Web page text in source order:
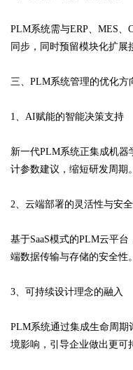
PLM系统需与ERP、MES
同步，同时预留模块化扩展
三、PLM系统管理的优化方
1、AI赋能的智能决策支持
新一代PLM系统正集成机
计参数建议，缩短研发周期。
2、云端部署的灵活性与安
基于SaaS模式的PLM云平
端数据传输与存储的安全性。
3、可持续设计理念的融入
PLM系统通过集成生命周
境影响，引导企业做出更可